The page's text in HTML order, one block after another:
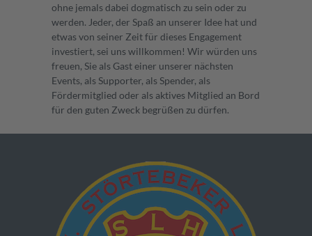
ohne jemals dabei dogmatisch zu sein oder zu
werden. Jeder, der Spaß an unserer Idee hat und
etwas von seiner Zeit für dieses Engagement
investiert, sei uns willkommen! Wir würden uns
freuen, Sie als Gast einer unserer nächsten
Events, als Supporter, als Spender, als
Fördermitglied oder als aktives Mitglied an Bord
für den guten Zweck begrüßen zu dürfen.